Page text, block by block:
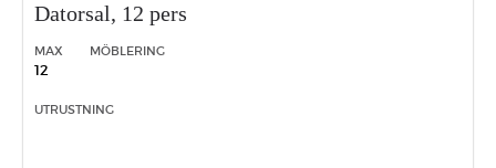
Datorsal, 12 pers
MAX
12
MÖBLERING
UTRUSTNING